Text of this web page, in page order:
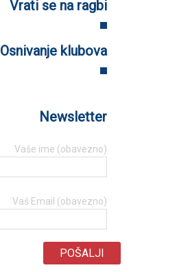
Vrati se na ragbi
Osnivanje klubova
Newsletter
Vaše ime (obavezno)
Vaš Email (obavezno)